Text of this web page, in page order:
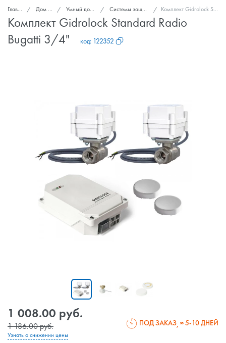
Главная Дом и сад Умный дом и безопасность Системы защиты от протечек воды Комплект Gidrоlock Standard Radio Bugatti 3/4"
Комплект Gidrоlock Standard Radio
Bugatti 3/4"
код: 122352
1 008.00 руб.
1 186.00 руб.
Узнать о снижении цены
ПОД ЗАКАЗ ≈ 5-10 ДНЕЙ